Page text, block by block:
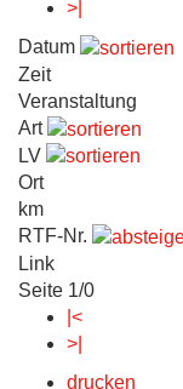
>|
Datum
Zeit
Veranstaltung
Art
LV
Ort
km
RTF-Nr.
Link
Seite 1/0
|<
>|
drucken